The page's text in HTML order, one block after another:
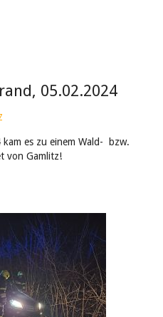
05.02.2024
es zu einem Wald- bzw.
von Gamlitz!